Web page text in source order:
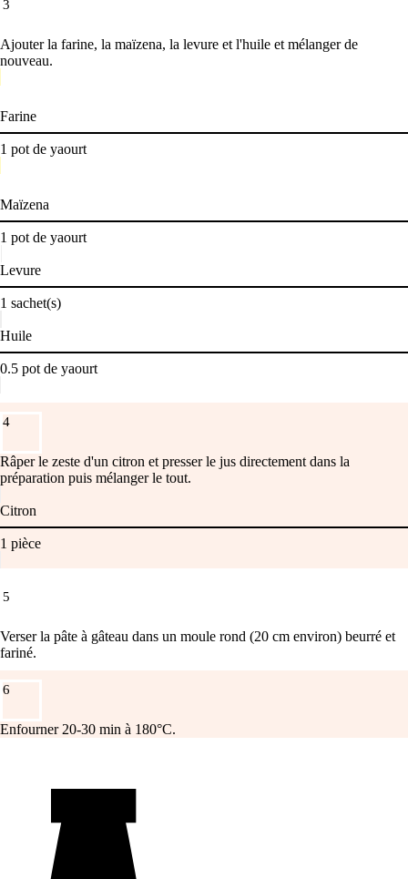
3
Ajouter la farine, la maïzena, la levure et l'huile et mélanger de
nouveau.
Farine
1 pot de yaourt
Maïzena
1 pot de yaourt
Levure
1 sachet(s)
Huile
0.5 pot de yaourt
4
Râper le zeste d'un citron et presser le jus directement dans la
préparation puis mélanger le tout.
Citron
1 pièce
5
Verser la pâte à gâteau dans un moule rond (20 cm environ) beurré et
fariné.
6
Enfourner 20-30 min à 180°C.